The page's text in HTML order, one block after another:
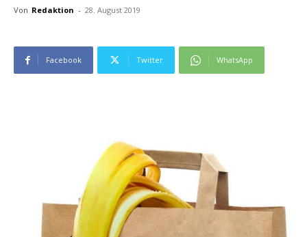
Von Redaktion - 28. August 2019
Facebook Twitter WhatsApp